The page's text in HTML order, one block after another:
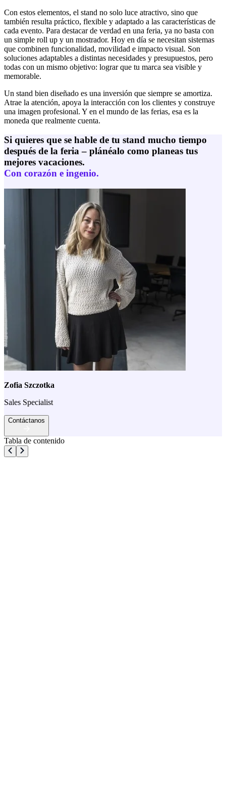
Con estos elementos, el stand no solo luce atractivo, sino que
también resulta práctico, flexible y adaptado a las características de
cada evento. Para destacar de verdad en una feria, ya no basta con
un simple roll up y un mostrador. Hoy en día se necesitan sistemas
que combinen funcionalidad, movilidad e impacto visual. Son
soluciones adaptables a distintas necesidades y presupuestos, pero
todas con un mismo objetivo: lograr que tu marca sea visible y
memorable.
Un stand bien diseñado es una inversión que siempre se amortiza.
Atrae la atención, apoya la interacción con los clientes y construye
una imagen profesional. Y en el mundo de las ferias, esa es la
moneda que realmente cuenta.
Si quieres que se hable de tu stand mucho tiempo
después de la feria – plánéalo como planeas tus
mejores vacaciones.
Con corazón e ingenio.
Zofia Szczotka
Sales Specialist
Contáctanos
Tabla de contenido